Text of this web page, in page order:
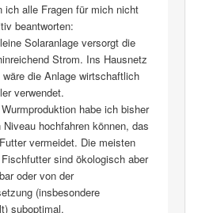
ich alle Fragen für mich nicht
beantworten:
Solaranlage versorgt die
Strom. Ins Hausnetz
die Anlage wirtschaftlich
verwendet.
habe ich bisher
hochfahren können, das
vermeidet. Die meisten
sind ökologisch aber
oder von der
(insbesondere
suboptimal.